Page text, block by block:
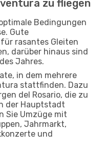
zu fliegen
Bedingungen
Gute
rasantes Gleiten
darüber hinaus sind
Jahres.
in dem mehrere
stattfinden. Dazu
del Rosario, die zu
der Hauptstadt
Sie Umzüge mit
Jahrmarkt,
und